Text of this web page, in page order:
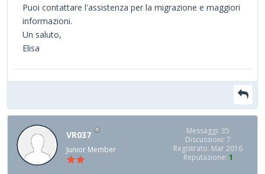
Puoi contattare l'assistenza per la migrazione e maggiori
informazioni.
Un saluto,
Elisa
VR037
Junior Member
Messaggi: 35
Discussioni: 7
Registrato: Mar 2016
Reputazione: 1